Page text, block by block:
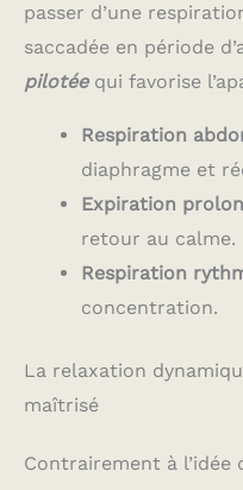
passer d’une
saccadée en période
pilotéequi favorise
Respiration
diaphragme et
Expiration
retour au calme.
Respiration
concentration.
La relaxation
maîtrisé
Contrairement à l’idée